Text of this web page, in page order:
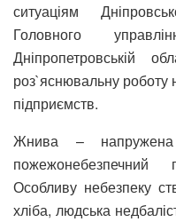
ситуаціям
Головного
Дніпропетровській
роз`яснювальну роботу
підприємств.
Жнива –
пожежонебезпечний
Особливу небезпеку
хліба, людська